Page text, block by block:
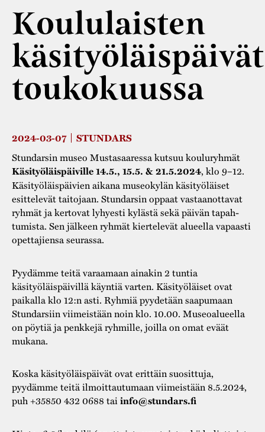
Saavutettavuus
Kestävä kehitys
Turvallisuus
Jarl Hemmer
Rakennukset
Rakennusperintö
Museokokoelmat
Museopedagogiikka
Markkinat
Vuosikertomukset
Vuoden Gunnar
Koululaisten
käsityöläispäivät
toukokuussa
2024-03-07 STUNDARS
Stundarsin museo Mustasaaressa kutsuu kouluryhmät
Käsityöläispäiville 14.5., 15.5. & 21.5.2024, klo 9–12.
Käsityöläispäivien aikana museokylän käsityöläiset
esittelevät taitojaan. Stundarsin oppaat vastaanottavat
ryhmät ja kertovat lyhyesti kylästä sekä päivän tapah-
tumista. Sen jälkeen ryhmät kiertelevät alueella vapaasti
opettajiensa seurassa.
Pyydämme teitä varaamaan ainakin 2 tuntia
käsityöläispäivillä käyntiä varten. Käsityöläiset ovat
paikalla klo 12:n asti. Ryhmiä pyydetään saapumaan
Stundarsiin viimeistään noin klo. 10.00. Museoalueella
on pöytiä ja penkkejä ryhmille, joilla on omat eväät
mukana.
Koska käsityöläispäivät ovat erittäin suosittuja,
pyydämme teitä ilmoittautumaan viimeistään 8.5.2024,
puh +35850 432 0688 taiinfo@stundars.fi